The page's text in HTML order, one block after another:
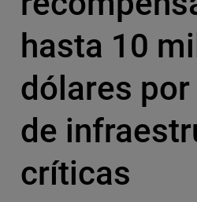
hasta 10
dólares
de
críticas